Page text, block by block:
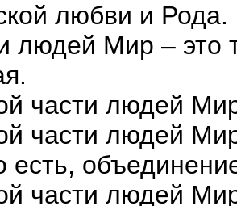
любви и Рода.
людей Мир – это
части людей
части людей
есть,
части людей